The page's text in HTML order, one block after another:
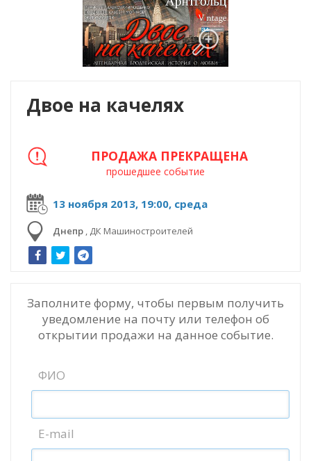
Двое на качелях
13 ноября 2013, 19:00, среда
Днепр , ДК Машиностроителей
ПРОДАЖА ПРЕКРАЩЕНА
прошедшее событие
Заполните форму, чтобы первым получить
уведомление на почту или телефон об
открытии продажи на данное событие.
ФИО
E-mail